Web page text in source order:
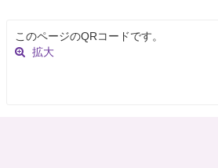
このページのQRコードです。
拡大